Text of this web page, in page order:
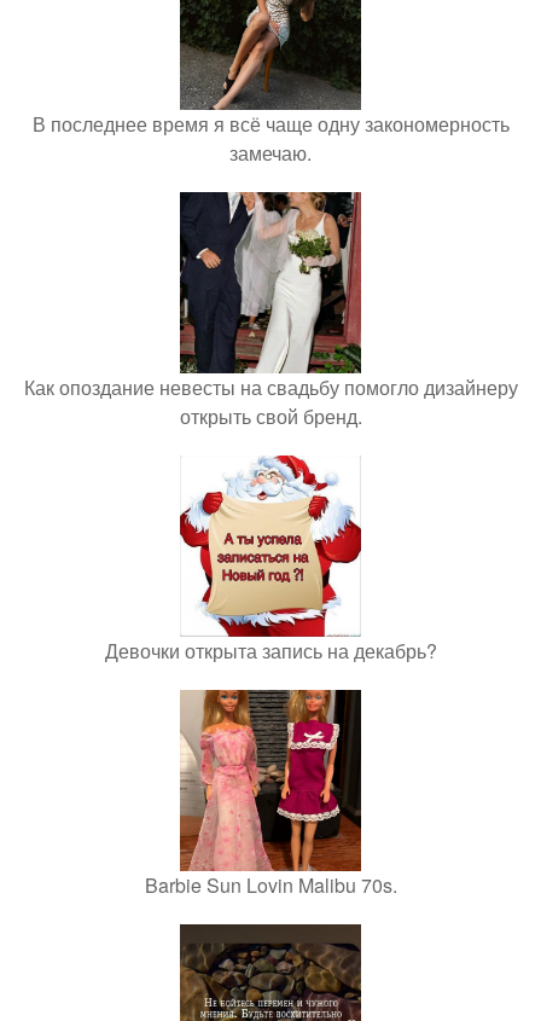
В последнее время я всё чаще одну закономерность
замечаю.
Как опоздание невесты на свадьбу помогло дизайнеру
открыть свой бренд.
Девочки открыта запись на декабрь?
Barbie Sun Lovin Malibu 70s.